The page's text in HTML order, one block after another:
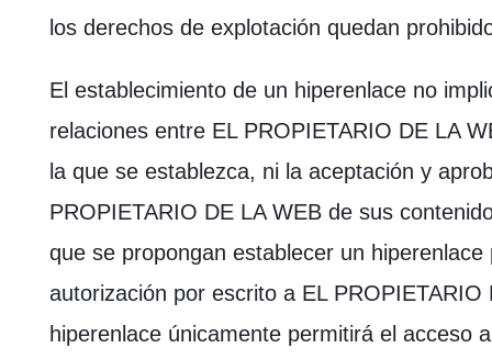
los derechos de explotación quedan
El establecimiento de un hiperenlace no
relaciones entre EL PROPIETARIO DE LA
la que se establezca, ni la aceptación y
PROPIETARIO DE LA WEB de sus
que se propongan establecer un
autorización por escrito a EL
hiperenlace únicamente permitirá el acceso